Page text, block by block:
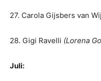
27. Carola Gijsbers van
28. Gigi Ravelli (Lorena
Juli: